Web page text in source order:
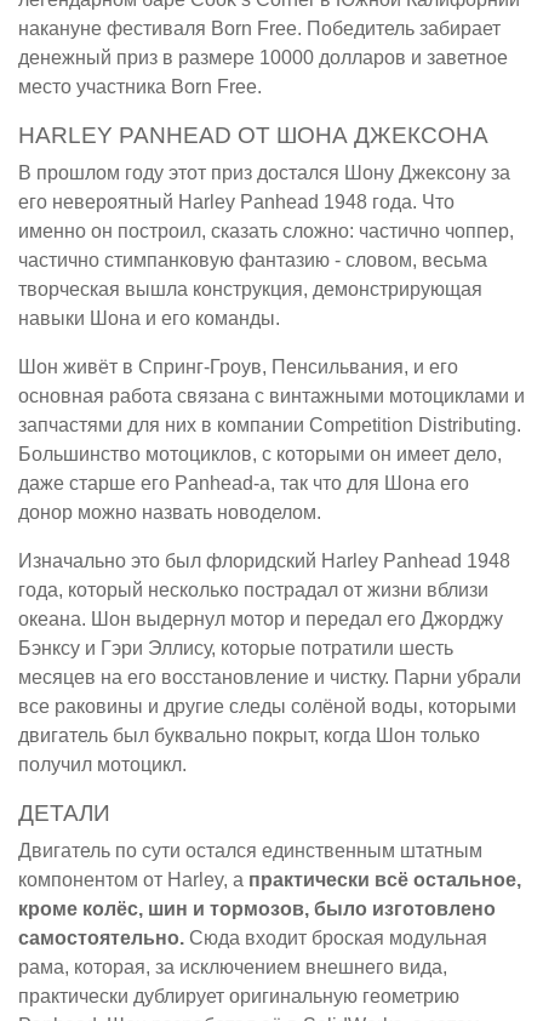
накануне фестиваля Born Free. Победитель забирает
денежный приз в размере 10000 долларов и заветное
место участника Born Free.
HARLEY PANHEAD ОТ ШОНА ДЖЕКСОНА
В прошлом году этот приз достался Шону Джексону за
его невероятный Harley Panhead 1948 года. Что
именно он построил, сказать сложно: частично чоппер,
частично стимпанковую фантазию - словом, весьма
творческая вышла конструкция, демонстрирующая
навыки Шона и его команды.
Шон живёт в Спринг-Гроув, Пенсильвания, и его
основная работа связана с винтажными мотоциклами и
запчастями для них в компании Competition Distributing.
Большинство мотоциклов, с которыми он имеет дело,
даже старше его Panhead-а, так что для Шона его
донор можно назвать новоделом.
Изначально это был флоридский Harley Panhead 1948
года, который несколько пострадал от жизни вблизи
океана. Шон выдернул мотор и передал его Джорджу
Бэнксу и Гэри Эллису, которые потратили шесть
месяцев на его восстановление и чистку. Парни убрали
все раковины и другие следы солёной воды, которыми
двигатель был буквально покрыт, когда Шон только
получил мотоцикл.
ДЕТАЛИ
Двигатель по сути остался единственным штатным
компонентом от Harley, а практически всё остальное,
кроме колёс, шин и тормозов, было изготовлено
самостоятельно. Сюда входит броская модульная
рама, которая, за исключением внешнего вида,
практически дублирует оригинальную геометрию